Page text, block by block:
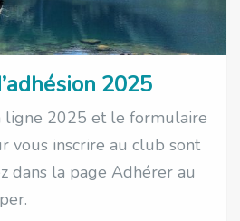
2025
ligne 2025 et le formulaire
vous inscrire au club sont
dans la page Adhérer au